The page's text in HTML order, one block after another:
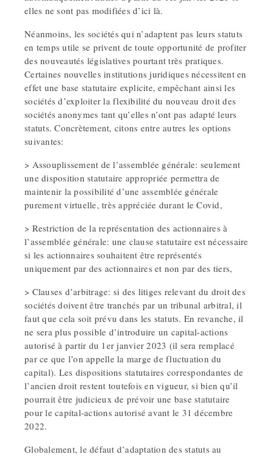
elles ne sont pas modifiées d’ici là.
Néanmoins, les sociétés qui n’adaptent pas leurs statuts
en temps utile se privent de toute opportunité de profiter
des nouveautés législatives pourtant très pratiques.
Certaines nouvelles institutions juridiques nécessitent en
effet une base statutaire explicite, empêchant ainsi les
sociétés d’exploiter la flexibilité du nouveau droit des
sociétés anonymes tant qu’elles n’ont pas adapté leurs
statuts. Concrètement, citons entre autres les options
suivantes:
> Assouplissement de l’assemblée générale: seulement
une disposition statutaire appropriée permettra de
maintenir la possibilité d’une assemblée générale
purement virtuelle, très appréciée durant le Covid,
> Restriction de la représentation des actionnaires à
l’assemblée générale: une clause statutaire est nécessaire
si les actionnaires souhaitent être représentés
uniquement par des actionnaires et non par des tiers,
> Clauses d’arbitrage: si des litiges relevant du droit des
sociétés doivent être tranchés par un tribunal arbitral, il
faut que cela soit prévu dans les statuts. En revanche, il
ne sera plus possible d’introduire un capital-actions
autorisé à partir du 1er janvier 2023 (il sera remplacé
par ce que l’on appelle la marge de fluctuation du
capital). Les dispositions statutaires correspondantes de
l’ancien droit restent toutefois en vigueur, si bien qu’il
pourrait être judicieux de prévoir une base statutaire
pour le capital-actions autorisé avant le 31 décembre
2022.
Globalement, le défaut d’adaptation des statuts au